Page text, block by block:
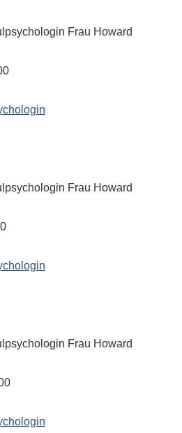
Frau Howard
Frau Howard
Frau Howard